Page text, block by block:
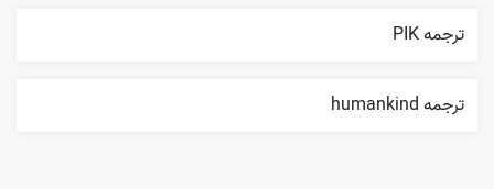
ترجمه PIK
ترجمه humankind